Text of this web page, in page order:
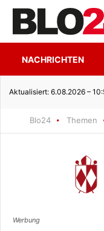
NACHRICHTEN
Aktualisiert: 6.08.2026 –
trifft ruhige
Blo24 Themen